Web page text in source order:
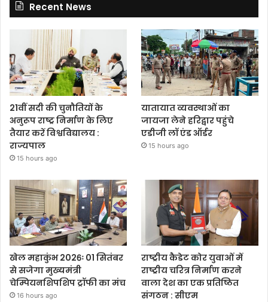
Recent News
21वीं सदी की चुनौतियों के
अनुरूप राष्ट्र निर्माण के लिए
तैयार करें विश्वविद्यालय :
राज्यपाल
15 hours ago
यातायात व्यवस्थाओं का
जायजा लेने हरिद्वार पहुंचे
एडीजी लॉ एंड ऑर्डर
15 hours ago
खेल महाकुंभ 2026ः 01 सितंबर
से सजेगा मुख्यमंत्री
चेम्पियनशिपशिप ट्रॉफी का मंच
16 hours ago
राष्ट्रीय कैडेट कोर युवाओं में
राष्ट्रीय चरित्र निर्माण करने
वाला देश का एक प्रतिष्ठित
संगठन : सीएम